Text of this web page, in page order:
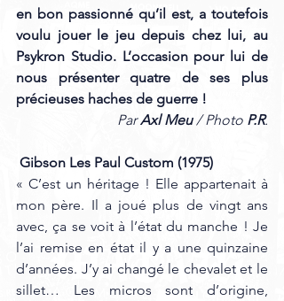
en bon passionné qu’il est, a toutefois
voulu jouer le jeu depuis chez lui, au
Psykron Studio. L’occasion pour lui de
nous présenter quatre de ses plus
précieuses haches de guerre !
Par Axl Meu / Photo P.R.
Gibson Les Paul Custom (1975)
« C’est un héritage ! Elle appartenait à
mon père. Il a joué plus de vingt ans
avec, ça se voit à l’état du manche ! Je
l’ai remise en état il y a une quinzaine
d’années. J’y ai changé le chevalet et le
sillet… Les micros sont d’origine,